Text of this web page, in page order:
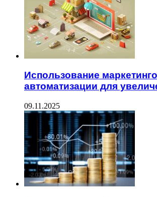
Использование
автоматизации для
09.11.2025